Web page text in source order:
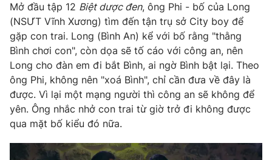
Góc doanh nghiệp
Truyền hình
Phim VTV
Hậu trường
Nhân vật
Khán giả
Giải trí
Điện ảnh
Âm nhạc
Sao
Đời sống
Du lịch
Giáo dục
Tuyển sinh
Mở đầu tập 12 Biệt dược đen, ông Phi - bố của Long
(NSƯT Vĩnh Xương) tìm đến tận trụ sở City boy để
gặp con trai. Long (Bình An) kể với bố rằng "thằng
Bình chơi con", còn dọa sẽ tố cáo với công an, nên
Long cho đàn em đi bắt Bình, ai ngờ Bình bật lại. Theo
ông Phi, không nên "xoá Bình", chỉ cần đưa về đây là
được. Vì lại một mạng người thì công an sẽ không để
yên. Ông nhắc nhở con trai từ giờ trở đi không được
qua mặt bố kiểu đó nữa.